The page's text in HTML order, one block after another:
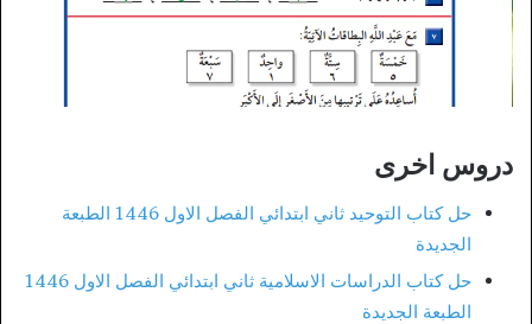
دروس اخرى
حل كتاب التوحيد ثاني ابتدائي الفصل الاول 1446 الطبعة
الجديدة
حل كتاب الدراسات الاسلامية ثاني ابتدائي الفصل الاول 1446
الطبعة الجديدة